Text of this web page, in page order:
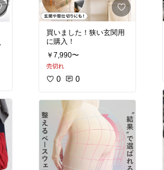
買いました！狭い玄関用
に購入！
￥7,990〜
売切れ
0 0